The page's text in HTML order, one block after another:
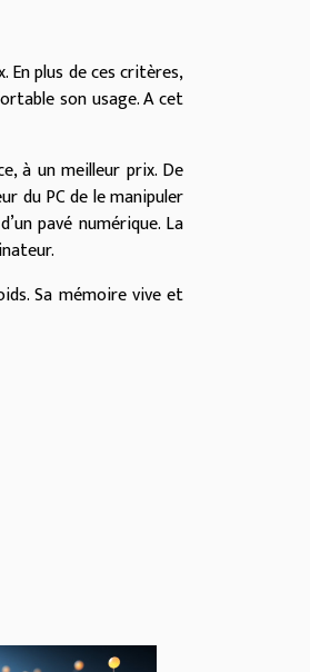
En plus de ces critères,
son usage. A cet
à un meilleur prix. De
du PC de le manipuler
pavé numérique. La
Sa mémoire vive et